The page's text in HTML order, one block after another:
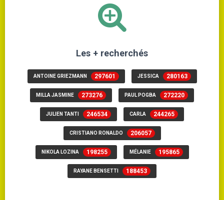
Les + recherchés
ANTOINE GRIEZMANN 297601 JESSICA 280163
MILLA JASMINE 273276 PAUL POGBA 272220
JULIEN TANTI 246534 CARLA 244265
CRISTIANO RONALDO 206057
NIKOLA LOZINA 198255 MÉLANIE 195865
RAYANE BENSETTI 188453